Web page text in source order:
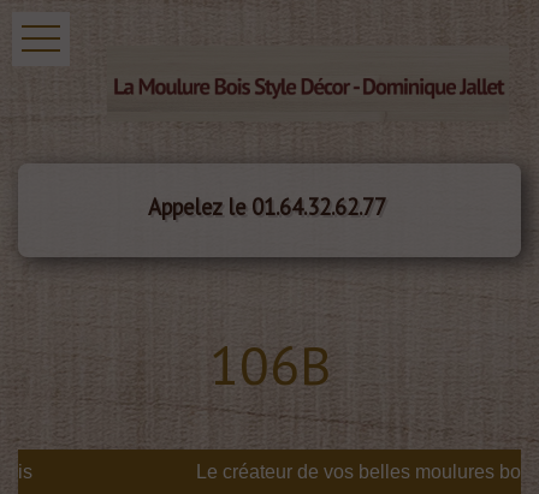
Appelez le 01.64.32.62.77
106B